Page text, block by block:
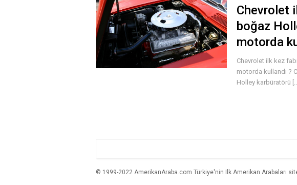
Chevrolet
boğaz
motorda
Chevrolet ilk kez
motorda kullandı ?
Holley karbüratörü
© 1999-2022 AmerikanAraba.com Türkiye'nin Ilk Amerikan Arabaları